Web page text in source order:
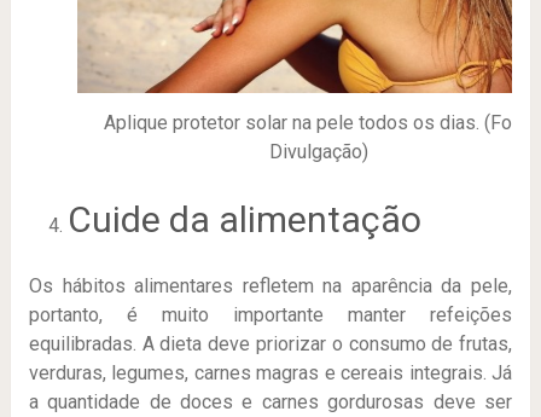
Aplique protetor solar na pele todos os dias. (Foto:
Divulgação)
Cuide da alimentação
Os hábitos alimentares refletem na aparência da pele,
portanto, é muito importante manter refeições
equilibradas. A dieta deve priorizar o consumo de frutas,
verduras, legumes, carnes magras e cereais integrais. Já
a quantidade de doces e carnes gordurosas deve ser